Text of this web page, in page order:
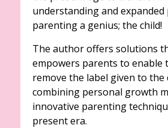
understanding and
parenting a genius; the child!
The author offers solutions
empowers parents to enable
remove the label given to the
combining personal growth
innovative parenting
present era.